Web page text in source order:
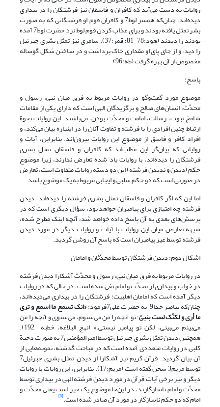
روایات به دست می‌آید که کافران و فاسقان نیز فرشتگان را در بیداری
دیده‌اند، چنان‌که همسر لوط7 و کافران قوم او فرشتگانی که به صورت
بشر تمثل یافته بودند و برای عذاب کردن قوم لوط نزد حضرت لوط7 آمده
بودند را دیدند (هود:78-‌81؛ قمر:37). سامری نیز تمثل بشری جبرئیل
را دید، و از جای پای او مقداری خاک برداشت و در ساختن شکل گوساله
مخصوص از آن بهره گرفت (طه:96).
پاسخ:
موضوع مورد گفت‌وگو در روایات مربوط به فرق میان نبی، رسول و
محدَّث، انسان‌های صالح و برگزیدگان الهی است که دارای یکی از مقامات
شامخ نبوت،‌ رسالت، امامت و محدَّث بودن، می‌باشند. این روایات نحوة
ارتباط چنین افرادی را با فرشته و تفاوت آنان را در این‏باره بیان می‌کند، و
افراد کافر و فاسق از موضوع این روایات بیرون‌‎اند. بنابراین،‌ آیات و
روایاتی که بیان‌گر این مطلب‌اند که کافران و فاسقان تمثل بشری
فرشتگان را دیده‌اند،‌ با روایات یاد شده تعارض ندارند، زیرا موضوع
حکم (دیدن و ندیدن فرشته) این دو دسته روایات متفاوت است،‌ تعارض
در صورتی است که دو حکم سلبی و ایجابی مربوط به یک موضوع باشد.
اما این که اگر کافران و فاسقان تمثل بشری فرشته را دیده‌اند، دیدن
فرشته چه امتیازی برای پیامبران خواهد بود، سؤال دیگری است که در
پرسش‌های بعدی به آن پاسخ داده خواهد شد، آنچه اینک مطرح شده،‌
شبهة تعارض میان این روایات با آیات و روایات دیگر در مورد دیدن
فرشته توسط غیر پیامبران است که پاسخ آن روشن گردید.
اشکال دوم: دیدن فرشتگان توسط محدَّثان و امامان
در روایات مربوط به فرق میان نبی، رسول و محدَّث آشکارا دیدن فرشته
در خواب و بیداری از محدَّث و امام نفی شده است، در حالی که در روایات
دیگر آمده است که امامان اهل‏بیت: فرشتگان را در بیداری می‌دیده‌اند،
چنان‌که پیامبر خدا9 به حضرت علی7فرمود: «انک تسمع ما اسمع و تری
ما أری و لکنّک لست بنبیّ‌؛ تو آنچه را من می‌شنوم، می‌شنوی و آنچه را من
می‌بینم می‌بینی، لکن تو پیامبر نیستی.» (نهج البلاغه، خطبه 192).
همچنین دیدن تمثل بشری جبرئیل توسط امیرالمؤمنین7 به صورت دحیة
‌کلبی در روایات متعددی آمده است که در مباحث گذشته، نمونه‌هایی از
آن بیان گردید. قرآن کریم نیز آشکارا از دیدن تمثل بشری جبرئیل7
توسط مریم3 سخن گفته است (مریم:17). بنابراین، این روایات با روایات
دیگر و نیز برخی آیات قرآن در مورد دیدن فرشته الهی در بیداری توسط
محدَّث و امام ناسازگارند، در این‌جا موضوع یک چیز است یعنی محدَّث و
امام که دو حکم ناسازگار در مورد آن صادر شده است.[8]